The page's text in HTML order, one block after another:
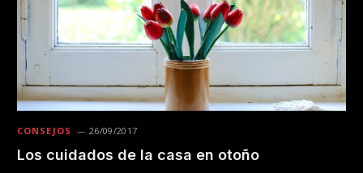
CONSEJOS 26/09/2017
Los cuidados de la casa en otoño